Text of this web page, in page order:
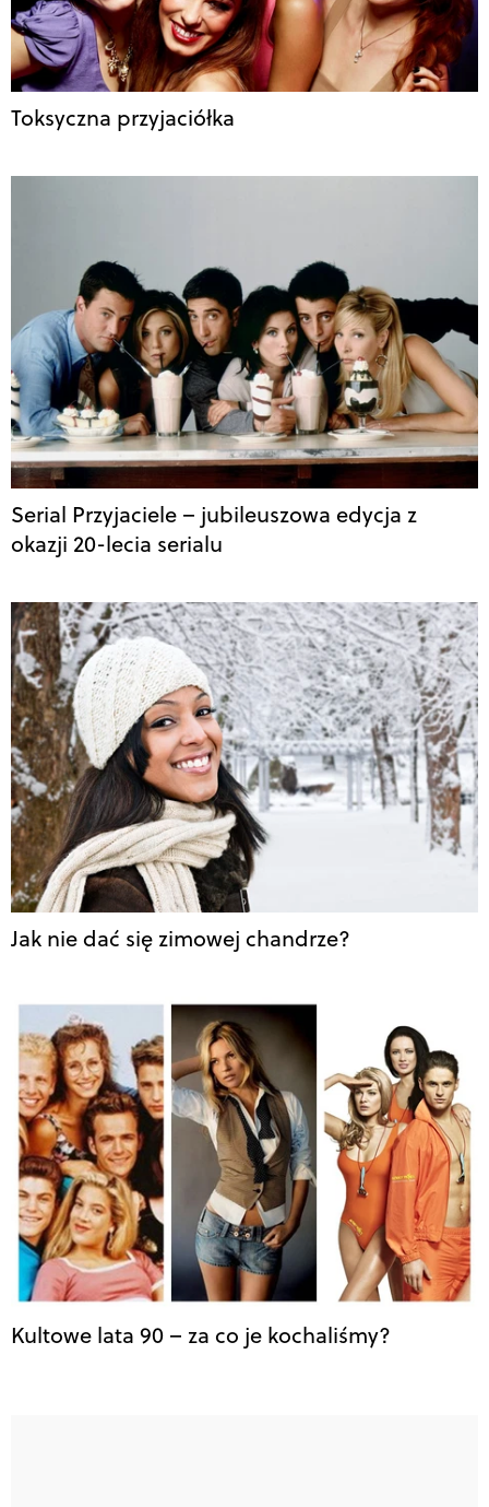
Toksyczna przyjaciółka
Serial Przyjaciele – jubileuszowa edycja z
okazji 20-lecia serialu
Jak nie dać się zimowej chandrze?
Kultowe lata 90 – za co je kochaliśmy?